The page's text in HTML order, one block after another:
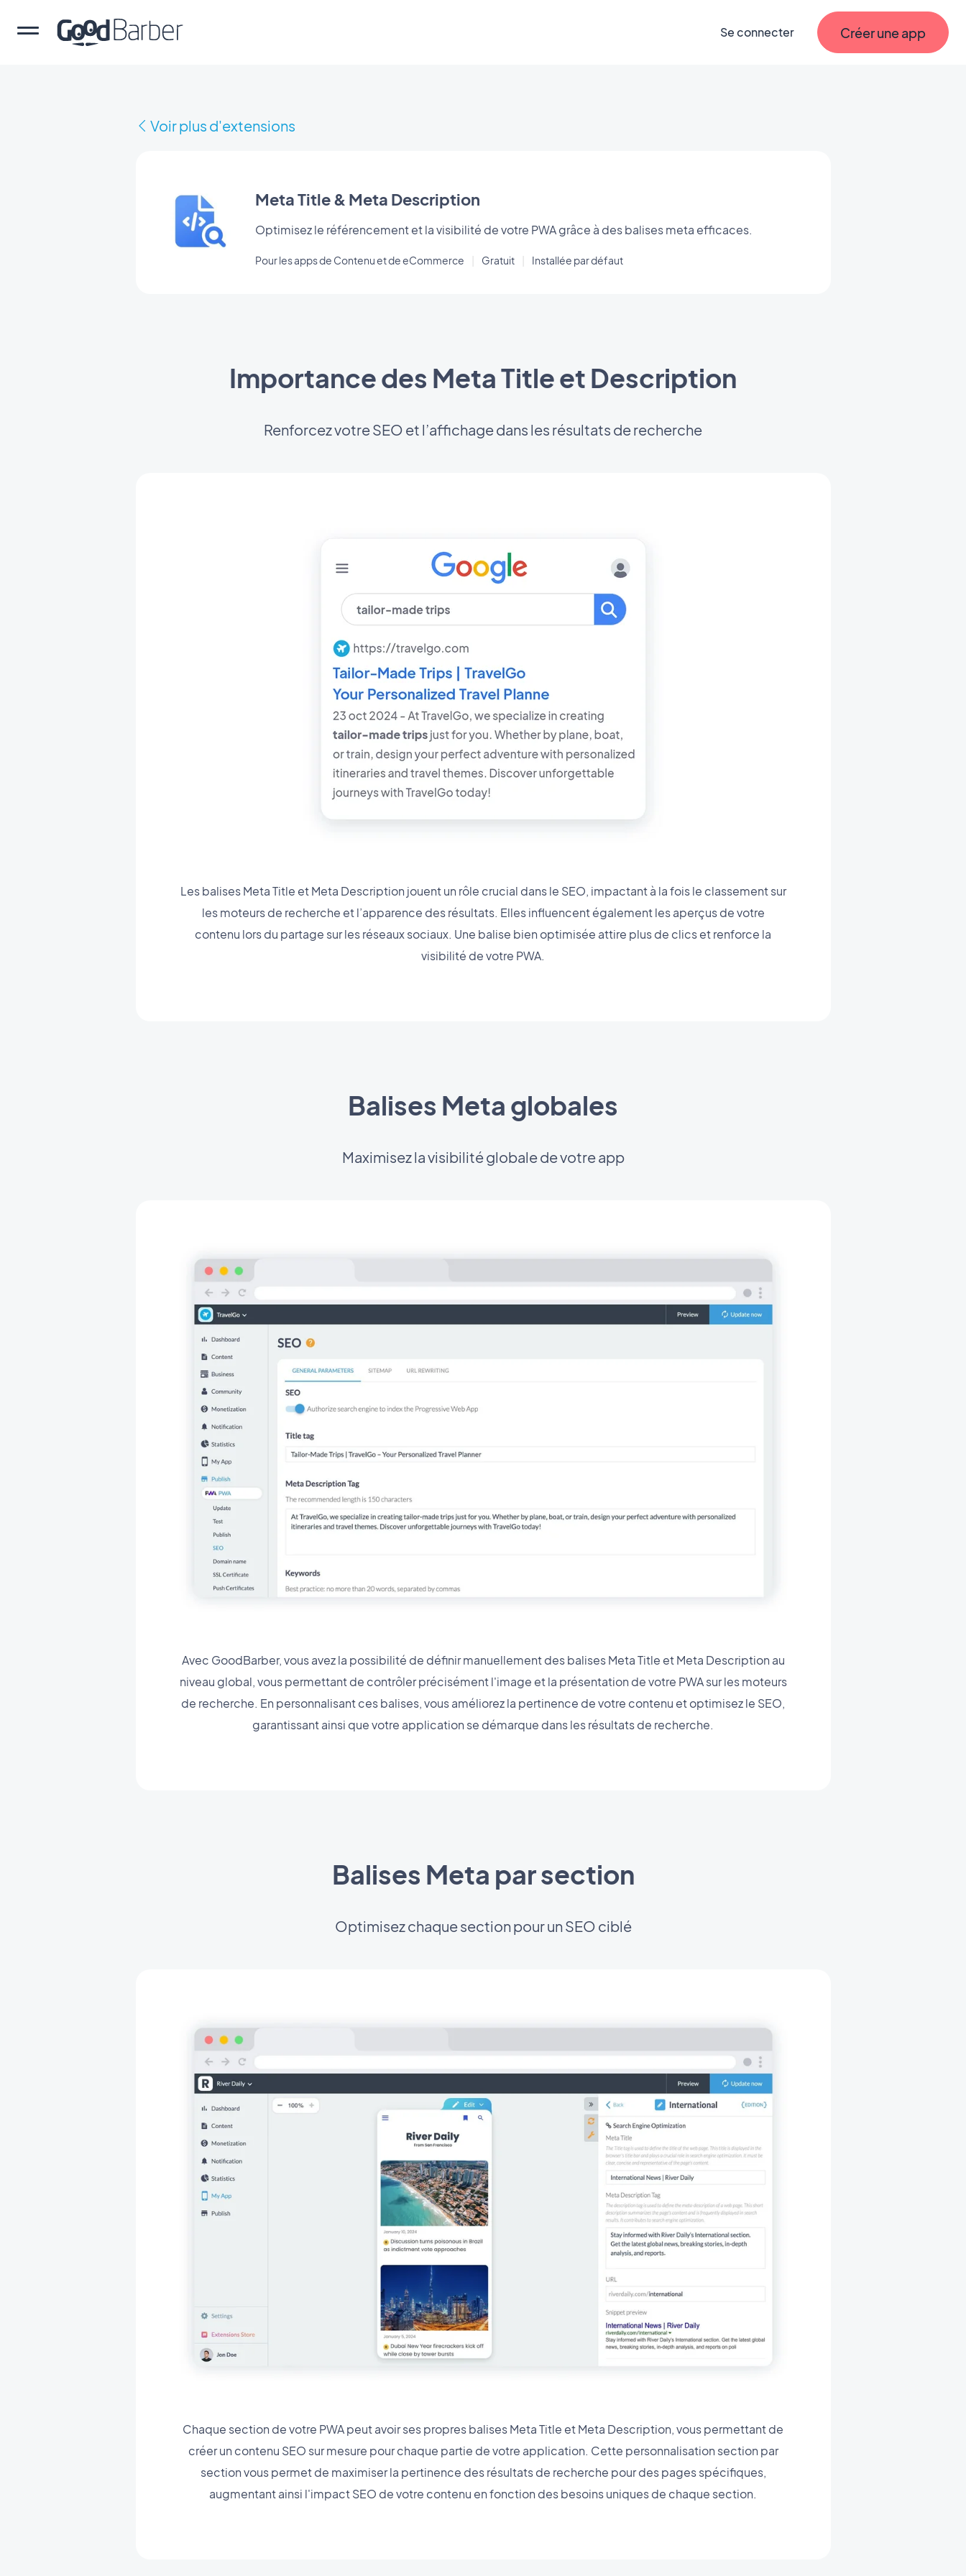
Se connecter Créer une app
Voir plus d'extensions
Meta Title & Meta Description
Optimisez le référencement et la visibilité de votre PWA grâce à des balises meta efficaces.
Pour les apps de Contenu et de eCommerce Gratuit Installée par défaut
Importance des Meta Title et Description
Renforcez votre SEO et l’affichage dans les résultats de recherche
Les balises Meta Title et Meta Description jouent un rôle crucial dans le SEO, impactant à la fois le classement sur
les moteurs de recherche et l’apparence des résultats. Elles influencent également les aperçus de votre
contenu lors du partage sur les réseaux sociaux. Une balise bien optimisée attire plus de clics et renforce la
visibilité de votre PWA.
Balises Meta globales
Maximisez la visibilité globale de votre app
Avec GoodBarber, vous avez la possibilité de définir manuellement des balises Meta Title et Meta Description au
niveau global, vous permettant de contrôler précisément l'image et la présentation de votre PWA sur les moteurs
de recherche. En personnalisant ces balises, vous améliorez la pertinence de votre contenu et optimisez le SEO,
garantissant ainsi que votre application se démarque dans les résultats de recherche.
Balises Meta par section
Optimisez chaque section pour un SEO ciblé
Chaque section de votre PWA peut avoir ses propres balises Meta Title et Meta Description, vous permettant de
créer un contenu SEO sur mesure pour chaque partie de votre application. Cette personnalisation section par
section vous permet de maximiser la pertinence des résultats de recherche pour des pages spécifiques,
augmentant ainsi l'impact SEO de votre contenu en fonction des besoins uniques de chaque section.